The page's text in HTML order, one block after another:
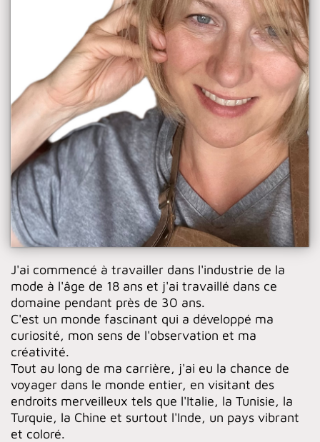
J'ai commencé à travailler dans l'industrie de la
mode à l'âge de 18 ans et j'ai travaillé dans ce
domaine pendant près de 30 ans.
C'est un monde fascinant qui a développé ma
curiosité, mon sens de l'observation et ma
créativité.
Tout au long de ma carrière, j'ai eu la chance de
voyager dans le monde entier, en visitant des
endroits merveilleux tels que l'Italie, la Tunisie, la
Turquie, la Chine et surtout l'Inde, un pays vibrant
et coloré.